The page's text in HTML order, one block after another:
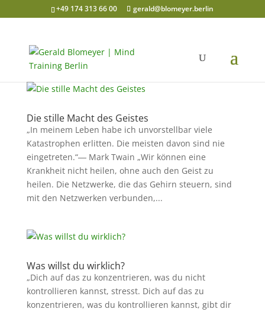
+49 174 313 66 00 gerald@blomeyer.berlin
Die stille Macht des Geistes
„In meinem Leben habe ich unvorstellbar viele
Katastrophen erlitten. Die meisten davon sind nie
eingetreten.“― Mark Twain „Wir können eine
Krankheit nicht heilen, ohne auch den Geist zu
heilen. Die Netzwerke, die das Gehirn steuern, sind
mit den Netzwerken verbunden,...
Was willst du wirklich?
„Dich auf das zu konzentrieren, was du nicht
kontrollieren kannst, stresst. Dich auf das zu
konzentrieren, was du kontrollieren kannst, gibt dir